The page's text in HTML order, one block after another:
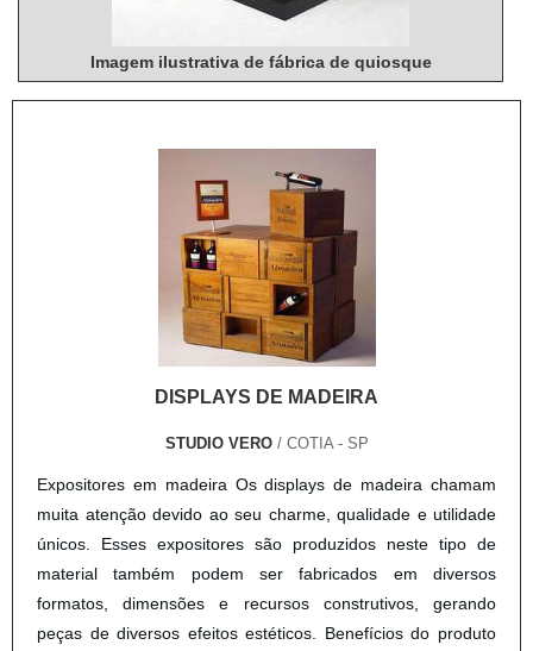
Imagem ilustrativa de fábrica de quiosque
DISPLAYS DE MADEIRA
STUDIO VERO/ COTIA - SP
Expositores em madeira Os displays de madeira chamam
muita atenção devido ao seu charme, qualidade e utilidade
únicos. Esses expositores são produzidos neste tipo de
material também podem ser fabricados em diversos
formatos, dimensões e recursos construtivos, gerando
peças de diversos efeitos estéticos. Benefícios do produto